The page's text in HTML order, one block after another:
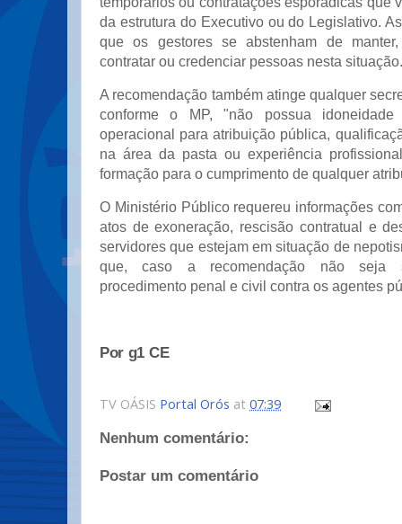
da estrutura do Executivo ou do Legislativo.
que os gestores se abstenham de
contratar ou credenciar pessoas nesta situação.
A recomendação também atinge qualquer
conforme o MP, "não possua idoneidade
operacional para atribuição pública,
na área da pasta ou experiência
formação para o cumprimento de qualquer
O Ministério Público requereu informações
atos de exoneração, rescisão contratual e
servidores que estejam em situação de
que, caso a recomendação não seja
procedimento penal e civil contra os agentes
Por g1 CE
TV OÁSIS Portal Orós at 07:39
Nenhum comentário:
Postar um comentário